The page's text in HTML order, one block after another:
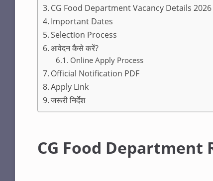
CG Food Department Vacancy Details 2026
Important Dates
Selection Process
आवेदन कैसे करें?
Online Apply Process
Official Notification PDF
Apply Link
जरूरी निर्देश
CG Food Department